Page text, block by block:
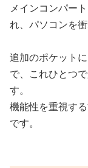
メインコンパー
れ、パソコンを衝
追加のポケット
で、これひとつ
す。
機能性を重視す
です。